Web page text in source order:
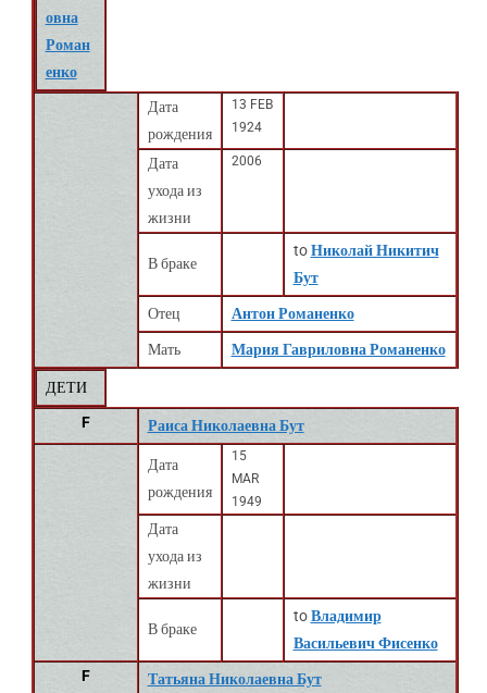
овна
Роман
енко
Дата
рождения
13 FEB
1924
Дата
ухода из
жизни
2006
В браке
toНиколай Никитич
Бут
Отец Антон Романенко
Мать Мария Гавриловна Романенко
ДЕТИ
F
Раиса Николаевна Бут
Дата
рождения
15
MAR
1949
Дата
ухода из
жизни
В браке
toВладимир
Васильевич Фисенко
F
Татьяна Николаевна Бут